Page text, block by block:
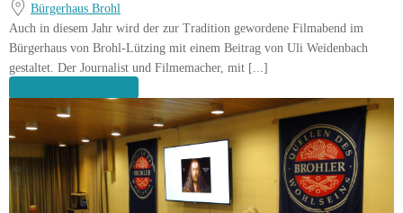
Bürgerhaus Brohl
Auch in diesem Jahr wird der zur Tradition gewordene Filmabend im
Bürgerhaus von Brohl-Lützing mit einem Beitrag von Uli Weidenbach
gestaltet. Der Journalist und Filmemacher, mit [...]